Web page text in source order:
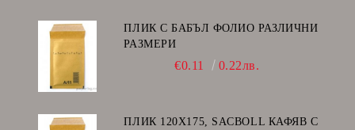
ПЛИК С БАБЪЛ ФОЛИО РАЗЛИЧНИ
РАЗМЕРИ
€0.11 0.22лв.
ПЛИК 120Х175, SACBOLL КАФЯВ С